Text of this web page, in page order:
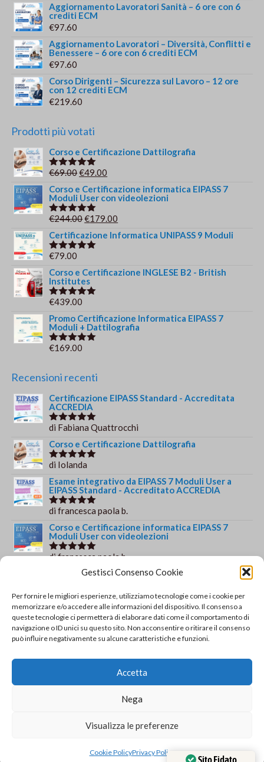
Gestisci Consenso Cookie
Per fornire le migliori esperienze, utilizziamo tecnologie come i cookie per
memorizzare e/o accedere alle informazioni del dispositivo. Il consenso a
queste tecnologie ci permetterà di elaborare dati come il comportamento di
navigazione o ID unici su questo sito. Non acconsentire o ritirare il consenso
può influire negativamente su alcune caratteristiche e funzioni.
Accetta
Nega
Visualizza le preferenze
Cookie PolicyPrivacy Policy
Aggiornamento Lavoratori Sanità – 6 ore con 6
crediti ECM
€97.60
Aggiornamento Lavoratori – Diversità, Conflitti e
Benessere – 6 ore con 6 crediti ECM
€97.60
Corso Dirigenti – Sicurezza sul Lavoro – 12 ore
con 12 crediti ECM
€219.60
Prodotti più votati
Corso e Certificazione Dattilografia
Valutato
€69.00Il
prezzo
originale
era:
€49.00
prezzo
attuale
è:
Corso e Certificazione informatica EIPASS 7
Moduli User con videolezioni
Valutato
€244.00Il
prezzo
originale
€244.00.
€179.00
prezzo
€179.00.
Certificazione Informatica UNIPASS 9 Moduli
Valutato
€79.00
Corso e Certificazione INGLESE B2 - British
Institutes
Valutato
€439.00
Promo Certificazione Informatica EIPASS 7
Moduli + Dattilografia
Valutato
€169.00
Recensioni recenti
Certificazione EIPASS Standard - Accreditata
ACCREDIA
Valutato5
di Fabiana Quattrocchi
Corso e Certificazione Dattilografia
Valutato5
di Iolanda
Esame integrativo da EIPASS 7 Moduli User a
EIPASS Standard - Accreditato ACCREDIA
Valutato5
di francesca paola b.
Corso e Certificazione informatica EIPASS 7
Moduli User con videolezioni
Valutato5
di francesca paola b.
Certificazione informatica EIPASS 7 Moduli User
Valutato5
su 5
di Gianluca Di Giacomo
Orario e informazioni
Via Gaudio Maiori
84013 Cava de' Tirreni
info@solsisacademy.it
Lun-Ven: 09:30-18:30, Sab: 10:00-12:00
SISTEMI di Catino Valentino - Via Gaudio Maiori - 84013
Sito Fidato